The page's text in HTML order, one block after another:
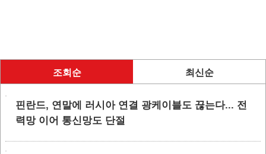
조회순 최신순
핀란드, 연말에 러시아 연결 광케이블도 끊는다... 전
력망 이어 통신망도 단절